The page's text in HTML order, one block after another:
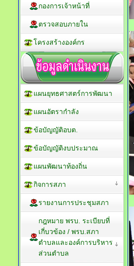
กองการเจ้าหน้าที่
ตรวจสอบภายใน
โครงสร้างองค์กร
แผนยุทธศาสตร์การพัฒนา
แผนอัตรากำลัง
ข้อบัญญัติอบต.
ข้อบัญญัติงบประมาณ
แผนพัฒนาท้องถิ่น
กิจการสภา
รายงานการประชุมสภา
กฎหมาย พรบ. ระเบียบที่
เกี่บวข้อง / พรบ.สภา
ตำบลและองค์การบริหาร
ส่วนตำบล